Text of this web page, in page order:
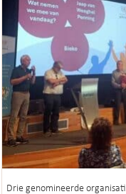
Drie genomineerde